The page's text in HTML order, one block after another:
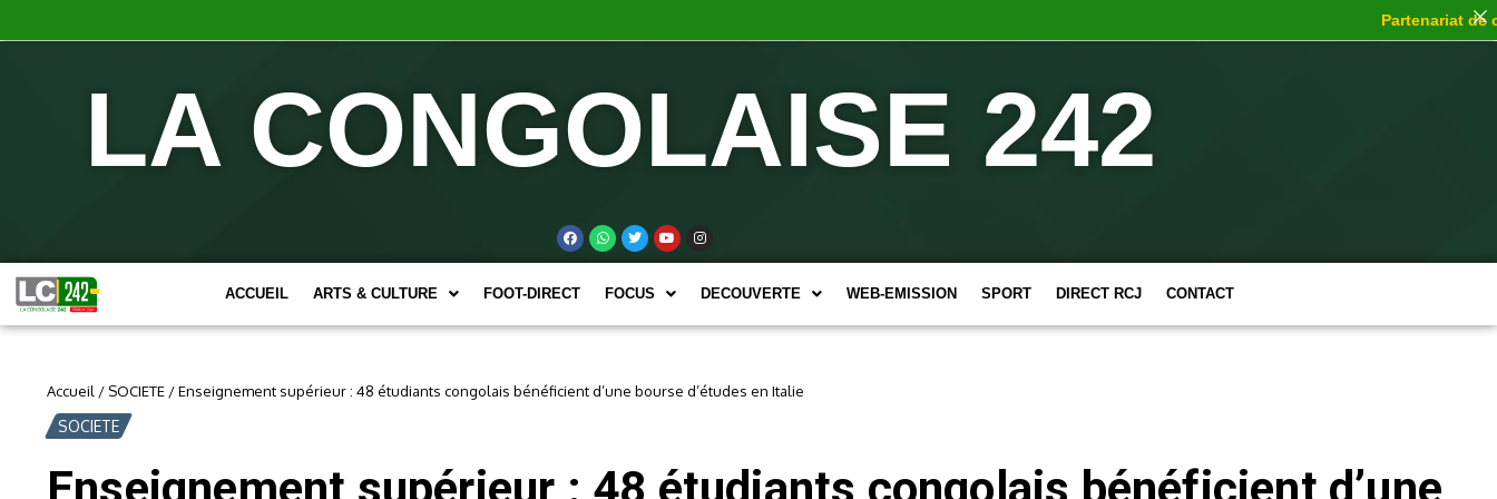
LA CONGOLAISE 242
ACCUEIL ARTS & CULTURE FOOT-DIRECT FOCUS DECOUVERTE WEB-EMISSION SPORT DIRECT RCJ CONTACT
Accueil / SOCIETE /Enseignement supérieur : 48 étudiants congolais bénéficient d’une bourse d’études en Italie
SOCIETE
Enseignement supérieur : 48 étudiants congolais bénéficient d’une
Partenariat de choc